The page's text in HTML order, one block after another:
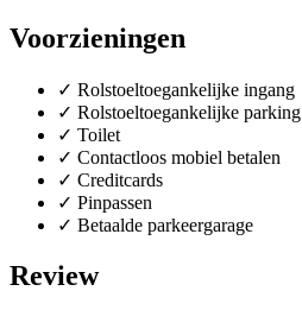
Voorzieningen
✓ Rolstoeltoegankelijke ingang
✓ Rolstoeltoegankelijke parking
✓ Toilet
✓ Contactloos mobiel betalen
✓ Creditcards
✓ Pinpassen
✓ Betaalde parkeergarage
Review